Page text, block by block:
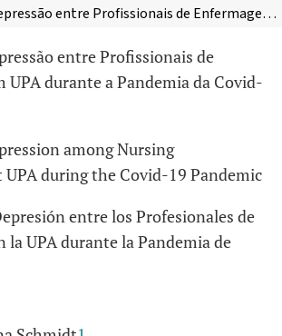
Ansiedade e Depressão entre Profissionais de Enfermagem em UPA durante a Pandemia da Covid-19